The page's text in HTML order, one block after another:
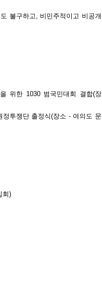
불구하고, 비민주적이고 비공개
위한 1030 범국민대회 결합(장
투쟁단 출정식(장소 - 여의도 문
회)